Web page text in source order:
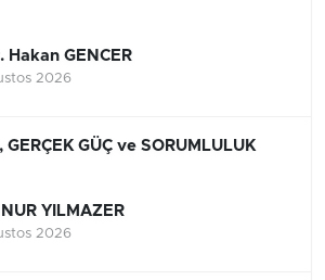
Hakan GENCER
2026
GERÇEK GÜÇ ve SORUMLULUK
YILMAZER
2026